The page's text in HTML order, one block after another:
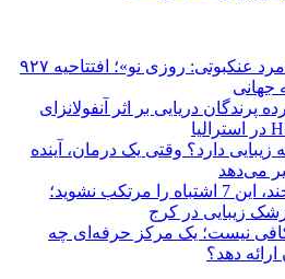
رکوردشکنی تاریخی «مرد عنکبوتی: روزی نو»؛ افتتاحیه ۹۲۷
جهانی
پرندگان دریایی بر اثر آنفولانزای
زیبایی دارد؟ وقتی یک درمان، آینده
می‌دهد
قبل از اصلاح طرح لبخند، این 7 اشتباه را مرتکب نشوید؛
زیبایی در کرج
نیست؛ یک مرکز حرفه‌ای چه
ارائه دهد؟